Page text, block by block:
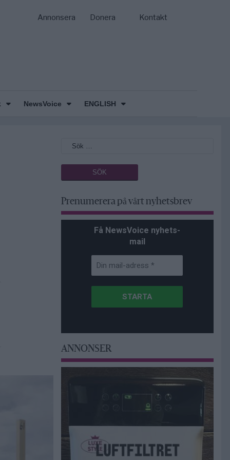
Annonsera Donera Kontakt
NewsVoice ENGLISH
Prenumerera på vårt nyhetsbrev
Få NewsVoice nyhets-
mail
ANNONSER